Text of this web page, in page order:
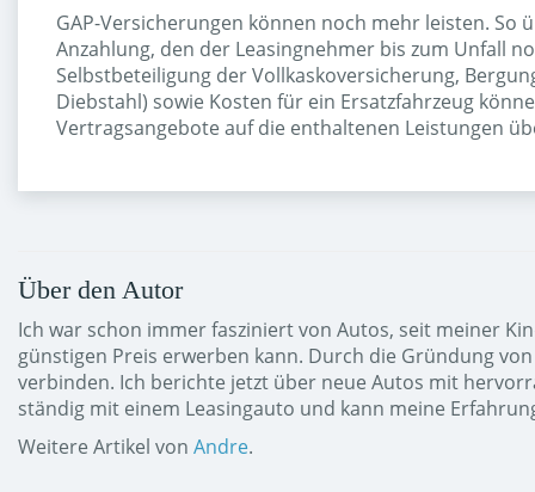
GAP-Versicherungen können noch mehr leisten.
Anzahlung, den der Leasingnehmer bis zum Unfall
Selbstbeteiligung der Vollkaskoversicherung,
Diebstahl) sowie Kosten für ein Ersatzfahrzeug
Vertragsangebote auf die enthaltenen Leistungen
Über den Autor
Ich war schon immer fasziniert von Autos, seit meiner
günstigen Preis erwerben kann. Durch die Gründung
verbinden. Ich berichte jetzt über neue Autos mit
ständig mit einem Leasingauto und kann meine
Weitere Artikel von Andre.